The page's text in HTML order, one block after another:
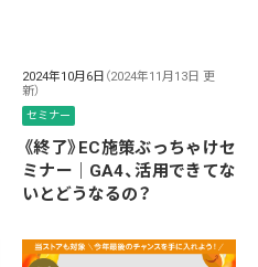
2024年10月6日 （2024年11月13日 更
新）
セミナー
《終了》EC施策ぶっちゃけセ
ミナー｜GA4、活用できてな
いとどうなるの？